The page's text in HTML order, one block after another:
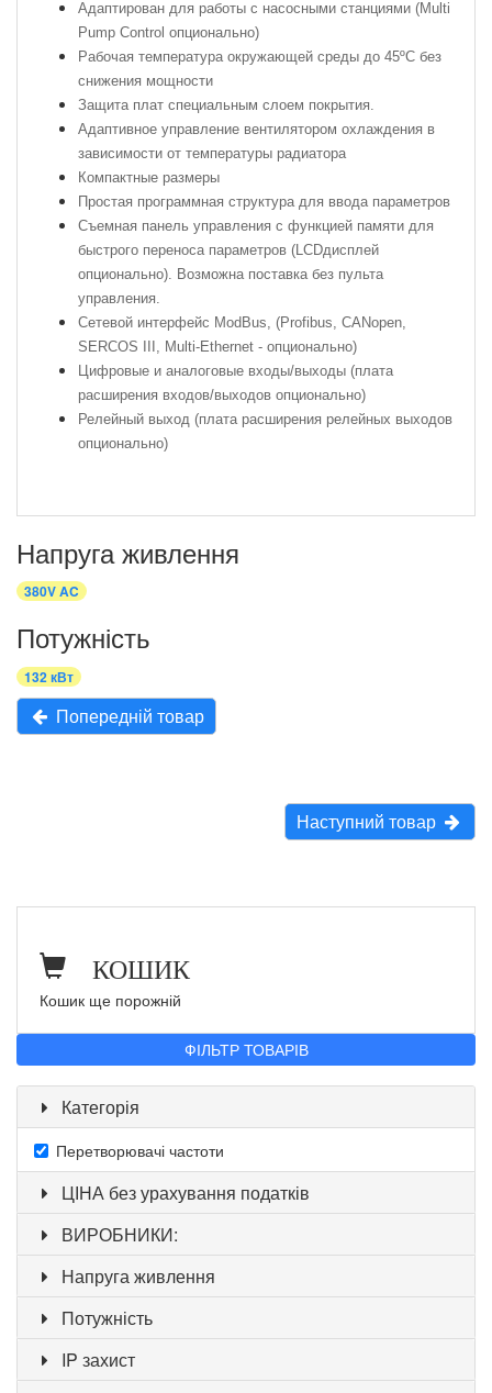
Адаптирован для работы с насосными станциями (Multi
Pump Control опционально)
Рабочая температура окружающей среды до 45ºС без
снижения мощности
Защита плат специальным слоем покрытия.
Адаптивное управление вентилятором охлаждения в
зависимости от температуры радиатора
Компактные размеры
Простая программная структура для ввода параметров
Съемная панель управления с функцией памяти для
быстрого переноса параметров (LCDдисплей
опционально). Возможна поставка без пульта
управления.
Сетевой интерфейс ModBus, (Profibus, CANopen,
SERCOS III, Multi-Ethernet - опционально)
Цифровые и аналоговые входы/выходы (плата
расширения входов/выходов опционально)
Релейный выход (плата расширения релейных выходов
опционально)
Напруга живлення
380V AC
Потужність
132 кВт
Попередній товар
Наступний товар
КОШИК
Кошик ще порожній
ФІЛЬТР ТОВАРІВ
Категорія
Перетворювачі частоти
ЦІНА без урахування податків
ВИРОБНИКИ:
Напруга живлення
Потужність
IP захист